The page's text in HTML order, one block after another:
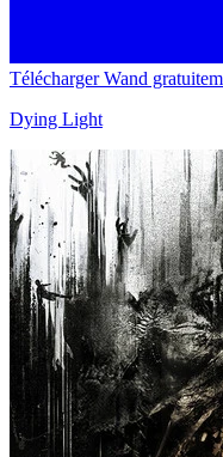
Télécharger Wand
Dying Light